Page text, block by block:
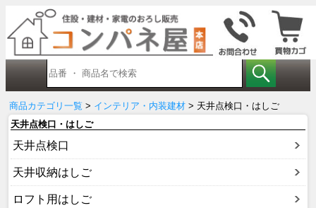
商品カテゴリ一覧 > インテリア・内装建材 > 天井点検口・はしご
天井点検口・はしご
天井点検口
天井収納はしご
ロフト用はしご